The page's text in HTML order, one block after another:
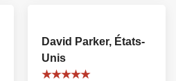
David Parker, États-
Unis
★★★★★